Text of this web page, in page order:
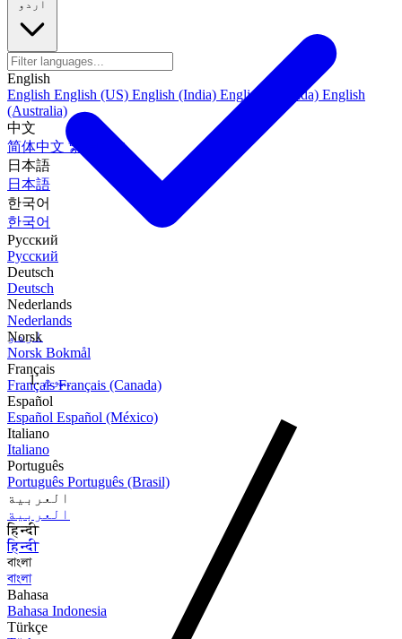
اردو
اردو
English
English English (US) English (India) English (Canada) English
(Australia)
中文
简体中文 繁體中文
日本語
日本語
한국어
한국어
Русский
Русский
Deutsch
Deutsch
Nederlands
Nederlands
Norsk
Norsk Bokmål
Français
FrançaisFrançais (Canada)
Español
Español Español (México)
Italiano
Italiano
Português
Português Português (Brasil)
العربية
العربية
हिन्दी
हिन्दी
বাংলা
বাংলা
Bahasa
Bahasa Indonesia
Türkçe
ہوم